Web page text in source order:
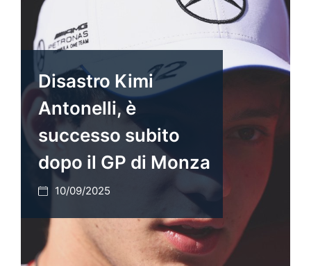
Disastro Kimi
Antonelli, è
successo subito
dopo il GP di Monza
10/09/2025